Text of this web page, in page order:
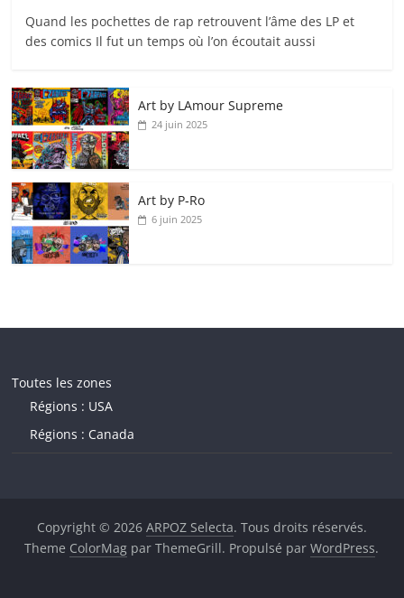
Quand les pochettes de rap retrouvent l’âme des LP et
des comics Il fut un temps où l’on écoutait aussi
Art by LAmour Supreme
24 juin 2025
Art by P‑Ro
6 juin 2025
Toutes les zones
Régions : USA
Régions : Canada
Copyright © 2026 ARPOZ Selecta. Tous droits réservés.
Theme ColorMag par ThemeGrill. Propulsé parWordPress.